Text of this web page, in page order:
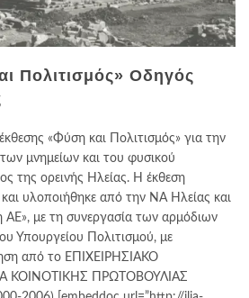
Πολιτισμός» Οδηγός
«Φύση και Πολιτισμός» για την
μνημείων και του φυσικού
της ορεινής Ηλείας. Η έκθεση
υλοποιήθηκε από την ΝΑ Ηλείας και
ΑΕ», με τη συνεργασία των αρμόδιων
Υπουργείου Πολιτισμού, με
από το ΕΠΙΧΕΙΡΗΣΙΑΚΟ
ΚΟΙΝΟΤΙΚΗΣ ΠΡΩΤΟΒΟΥΛΙΑΣ